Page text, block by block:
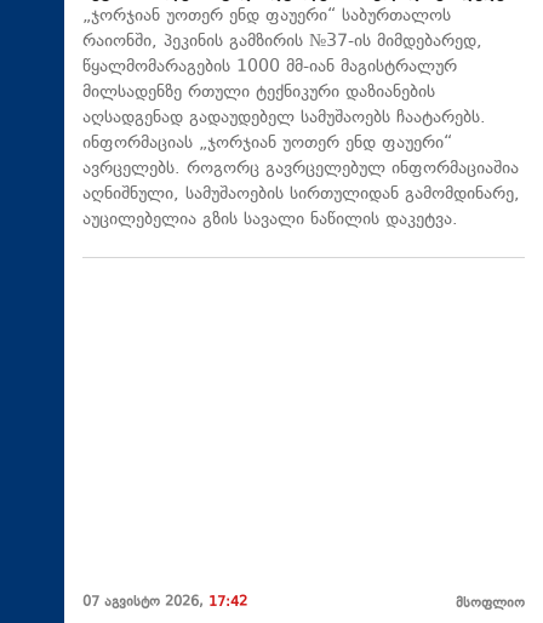
„ჯორჯიან უოთერ ენდ ფაუერი“ საბურთალოს
რაიონში, პეკინის გამზირის №37-ის მიმდებარედ,
წყალმომარაგების 1000 მმ-იან მაგისტრალურ
მილსადენზე რთული ტექნიკური დაზიანების
აღსადგენად გადაუდებელ სამუშაოებს ჩაატარებს.
ინფორმაციას „ჯორჯიან უოთერ ენდ ფაუერი“
ავრცელებს. როგორც გავრცელებულ ინფორმაციაშია
აღნიშნული, სამუშაოების სირთულიდან გამომდინარე,
აუცილებელია გზის სავალი ნაწილის დაკეტვა.
07 აგვისტო 2026, 17:42 მსოფლიო